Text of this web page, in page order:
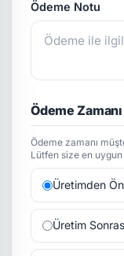
Ödeme Notu
Ödeme Zamanı
Ödeme zamanı
Lütfen size en
Üretimden
Üretim